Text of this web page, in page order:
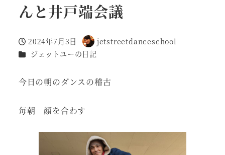
んと井戸端会議
投稿日
2024年7月3日
著
者
jetstreetdanceschool
カテゴリー
ジェットユーの日記
今日の朝のダンスの稽古
毎朝 顔を合わす